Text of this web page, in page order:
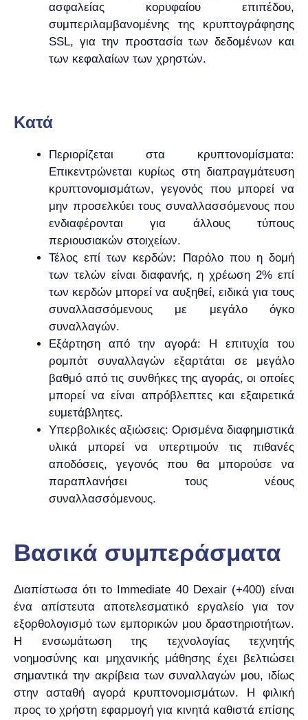
ασφαλείας κορυφαίου επιπέδου,
συμπεριλαμβανομένης της κρυπτογράφησης
SSL, για την προστασία των δεδομένων και
των κεφαλαίων των χρηστών.
Kατά
Περιορίζεται στα κρυπτονομίσματα:
Επικεντρώνεται κυρίως στη διαπραγμάτευση
κρυπτονομισμάτων, γεγονός που μπορεί να
μην προσελκύει τους συναλλασσόμενους που
ενδιαφέρονται για άλλους τύπους
περιουσιακών στοιχείων.
Τέλος επί των κερδών: Παρόλο που η δομή
των τελών είναι διαφανής, η χρέωση 2% επί
των κερδών μπορεί να αυξηθεί, ειδικά για τους
συναλλασσόμενους με μεγάλο όγκο
συναλλαγών.
Εξάρτηση από την αγορά: Η επιτυχία του
ρομπότ συναλλαγών εξαρτάται σε μεγάλο
βαθμό από τις συνθήκες της αγοράς, οι οποίες
μπορεί να είναι απρόβλεπτες και εξαιρετικά
ευμετάβλητες.
Υπερβολικές αξιώσεις: Ορισμένα διαφημιστικά
υλικά μπορεί να υπερτιμούν τις πιθανές
αποδόσεις, γεγονός που θα μπορούσε να
παραπλανήσει τους νέους
συναλλασσόμενους.
Βασικά συμπεράσματα
Διαπίστωσα ότι το Immediate 40 Dexair (+400) είναι
ένα απίστευτα αποτελεσματικό εργαλείο για τον
εξορθολογισμό των εμπορικών μου δραστηριοτήτων.
Η ενσωμάτωση της τεχνολογίας τεχνητής
νοημοσύνης και μηχανικής μάθησης έχει βελτιώσει
σημαντικά την ακρίβεια των συναλλαγών μου, ιδίως
στην ασταθή αγορά κρυπτονομισμάτων. Η φιλική
προς το χρήστη εφαρμογή για κινητά καθιστά επίσης